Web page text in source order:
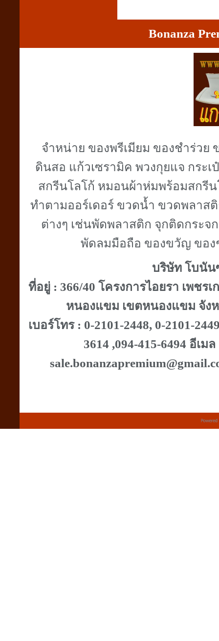
Bonanza
จำหน่าย ของพรีเมียม ของชำร่ว
ดินสอ แก้วเซรามิค พวงกุยแจ กระเ
สกรีนโลโก้ หมอนผ้าห่มพร้อมสกรี
ทำตามออร์เดอร์ ขวดน้ำ ขวดพลาส
ต่างๆ เช่นพัดพลาสติก จุกติดกระจ
พัดลมมือถือ ของขวัญ ของ
บริษัท โบนัน
ที่อยู่ : 366/40 โครงการไอยรา เพช
หนองแขม เขตหนองแขม จัง
เบอร์โทร : 0-2101-2448, 0-2101-
3614 ,094-415-6494 อีเม